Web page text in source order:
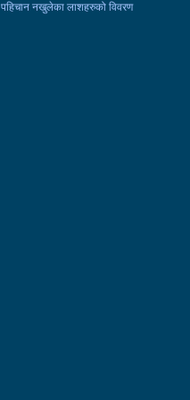
पहिचान नखुलेका लाशहरुको विवरण